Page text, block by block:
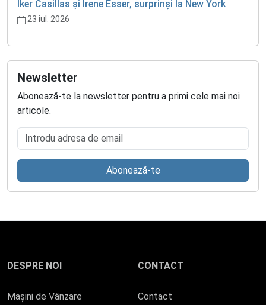
Iker Casillas și Irene Esser, surprinși la New York
23 iul. 2026
Newsletter
Abonează-te la newsletter pentru a primi cele mai noi
articole.
Introdu adresa de email
Abonează-te
DESPRE NOI
Mașini de Vânzare
CONTACT
Contact